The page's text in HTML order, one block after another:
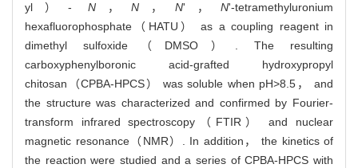
yl）- N，N ， N'，N'-tetramethyluronium
hexafluorophosphate（HATU） as a coupling reagent in
dimethyl sulfoxide（DMSO）. The resulting
carboxyphenylboronic acid-grafted hydroxypropyl
chitosan（CPBA-HPCS） was soluble when pH>8.5， and
the structure was characterized and confirmed by Fourier-
transform infrared spectroscopy（FTIR） and nuclear
magnetic resonance（NMR）. In addition， the kinetics of
the reaction were studied and a series of CPBA-HPCS with